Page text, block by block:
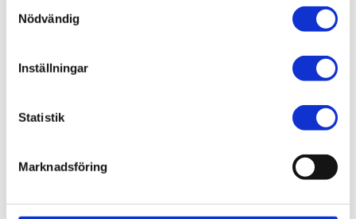
Nödvändig
Inställningar
Statistik
Marknadsföring
Bläckfisk – en favorit i det asiatiska
köket
Thailändska snabbnudlar utan